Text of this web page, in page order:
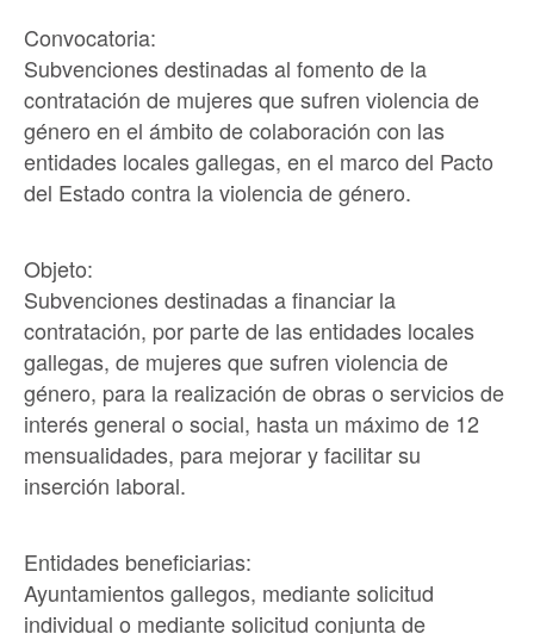
Convocatoria:
Subvenciones destinadas al fomento de la
contratación de mujeres que sufren violencia de
género en el ámbito de colaboración con las
entidades locales gallegas, en el marco del Pacto
del Estado contra la violencia de género.
Objeto:
Subvenciones destinadas a financiar la
contratación, por parte de las entidades locales
gallegas, de mujeres que sufren violencia de
género, para la realización de obras o servicios de
interés general o social, hasta un máximo de 12
mensualidades, para mejorar y facilitar su
inserción laboral.
Entidades beneficiarias:
Ayuntamientos gallegos, mediante solicitud
individual o mediante solicitud conjunta de